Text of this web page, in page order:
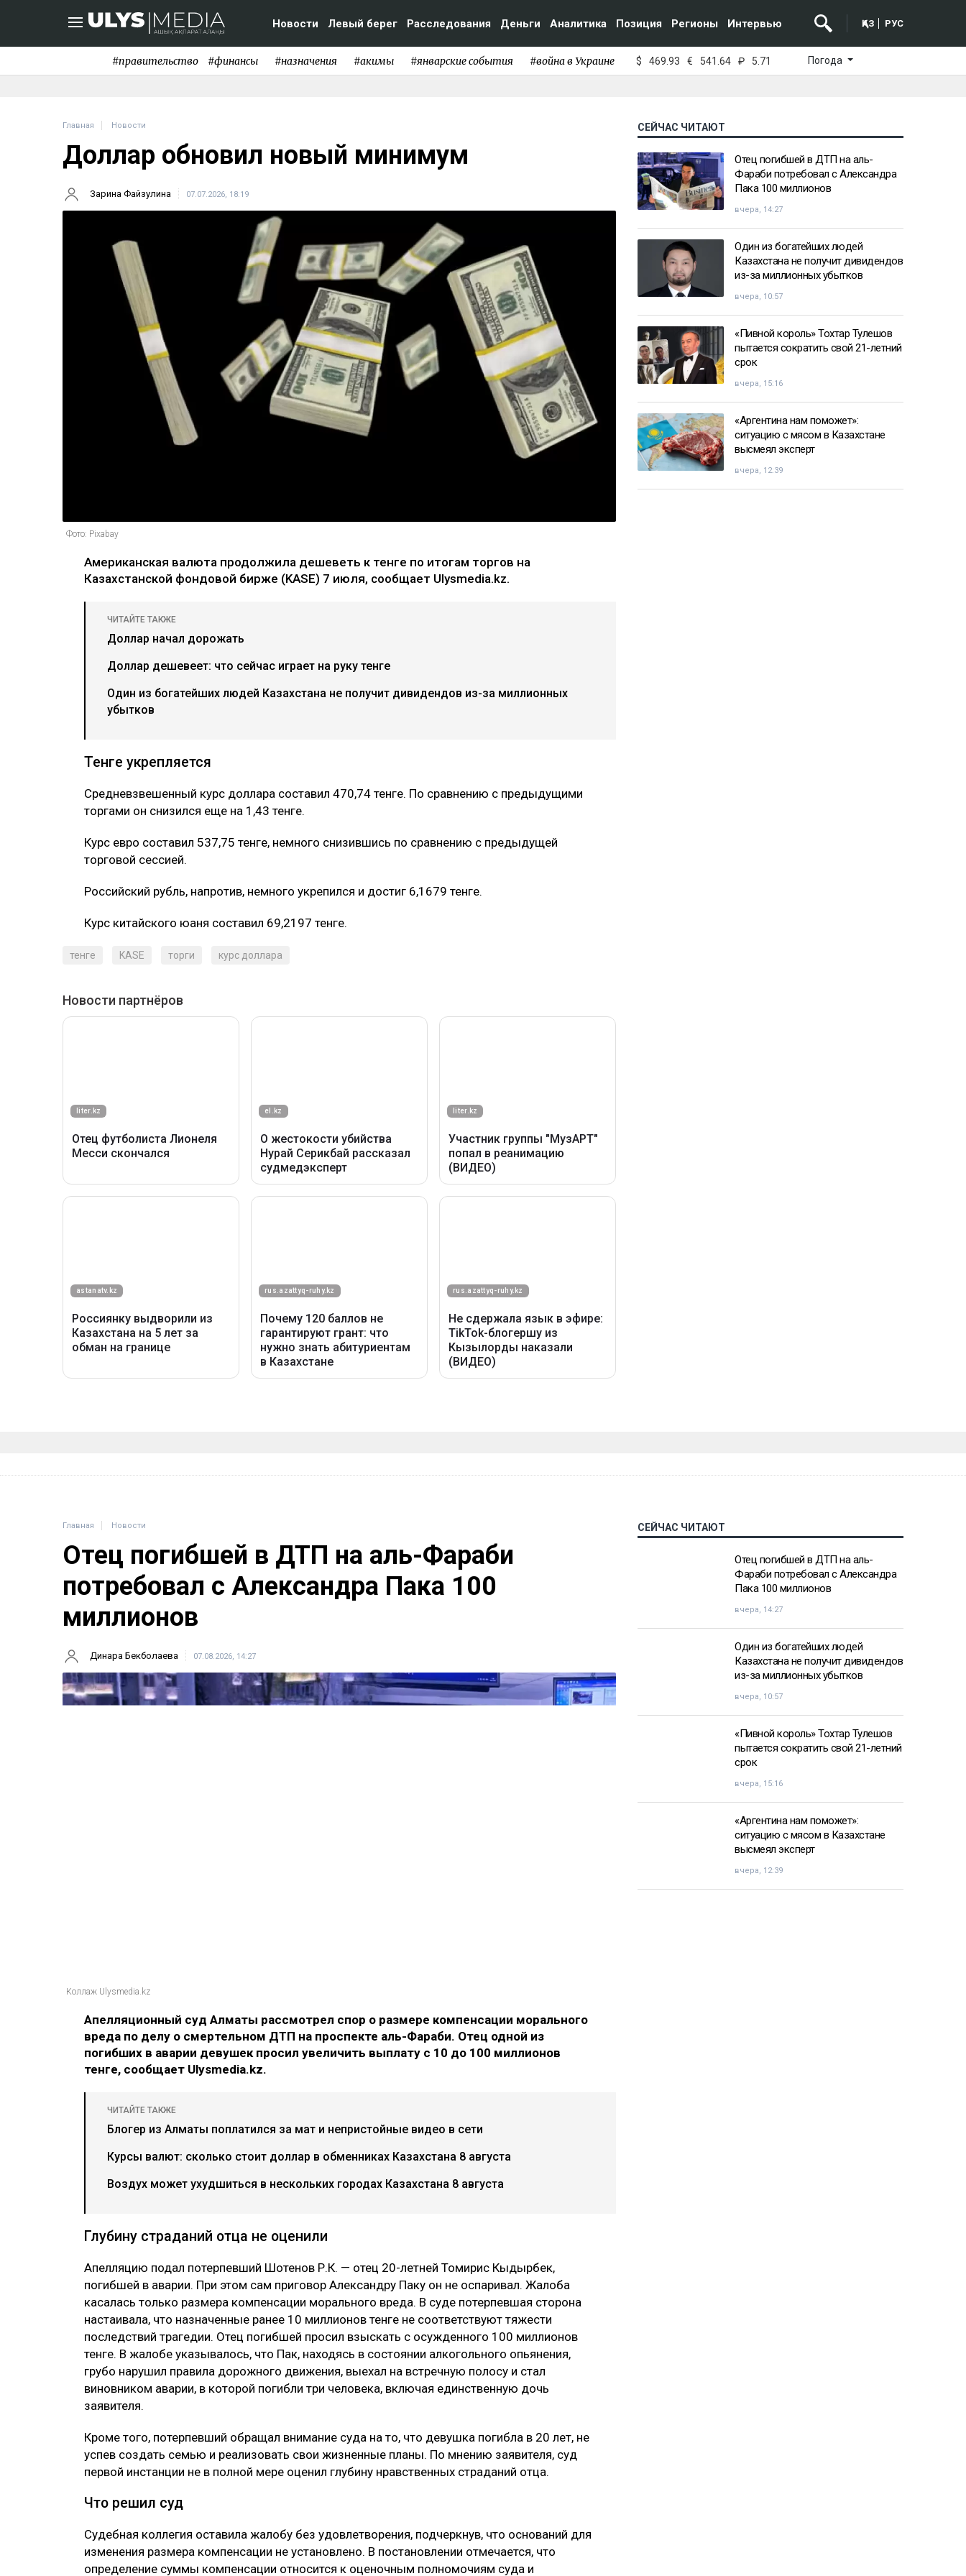
Новости Левый берег Расследования Деньги Аналитика Позиция Регионы Интервью ҚАЗ РУС
#правительство #финансы #назначения #акимы #январские события #война в Украине $ 469.93 € 541.64 ₽ 5.71 Погода
Главная Новости
Доллар обновил новый минимум
Зарина Файзулина 07.07.2026, 18:19
Фото: Pixabay
Американская валюта продолжила дешеветь к тенге по итогам торгов на
Казахстанской фондовой бирже (KASE) 7 июля, сообщает Ulysmedia.kz.
ЧИТАЙТЕ ТАКЖЕ
Доллар начал дорожать
Доллар дешевеет: что сейчас играет на руку тенге
Один из богатейших людей Казахстана не получит дивидендов из-за миллионных
убытков
Тенге укрепляется
Средневзвешенный курс доллара составил 470,74 тенге. По сравнению с предыдущими
торгами он снизился еще на 1,43 тенге.
Курс евро составил 537,75 тенге, немного снизившись по сравнению с предыдущей
торговой сессией.
Российский рубль, напротив, немного укрепился и достиг 6,1679 тенге.
Курс китайского юаня составил 69,2197 тенге.
тенге KASE торги курс доллара
СЕЙЧАС ЧИТАЮТ
Отец погибшей в ДТП на аль-
Фараби потребовал с Александра
Пака 100 миллионов
вчера, 14:27
Один из богатейших людей
Казахстана не получит дивидендов
из-за миллионных убытков
вчера, 10:57
«Пивной король» Тохтар Тулешов
пытается сократить свой 21-летний
срок
вчера, 15:16
«Аргентина нам поможет»:
ситуацию с мясом в Казахстане
высмеял эксперт
вчера, 12:39
Главная Новости
Отец погибшей в ДТП на аль-Фараби
потребовал с Александра Пака 100
миллионов
Динара Бекболаева 07.08.2026, 14:27
Коллаж Ulysmedia.kz
Апелляционный суд Алматы рассмотрел спор о размере компенсации морального
вреда по делу о смертельном ДТП на проспекте аль-Фараби. Отец одной из
погибших в аварии девушек просил увеличить выплату с 10 до 100 миллионов
тенге, сообщает Ulysmedia.kz.
ЧИТАЙТЕ ТАКЖЕ
Блогер из Алматы поплатился за мат и непристойные видео в сети
Курсы валют: сколько стоит доллар в обменниках Казахстана 8 августа
Воздух может ухудшиться в нескольких городах Казахстана 8 августа
Глубину страданий отца не оценили
Апелляцию подал потерпевший Шотенов Р.К. — отец 20-летней Томирис Кыдырбек,
погибшей в аварии. При этом сам приговор Александру Паку он не оспаривал. Жалоба
касалась только размера компенсации морального вреда. В суде потерпевшая сторона
настаивала, что назначенные ранее 10 миллионов тенге не соответствуют тяжести
последствий трагедии. Отец погибшей просил взыскать с осужденного 100 миллионов
тенге. В жалобе указывалось, что Пак, находясь в состоянии алкогольного опьянения,
грубо нарушил правила дорожного движения, выехал на встречную полосу и стал
виновником аварии, в которой погибли три человека, включая единственную дочь
заявителя.
Кроме того, потерпевший обращал внимание суда на то, что девушка погибла в 20 лет, не
успев создать семью и реализовать свои жизненные планы. По мнению заявителя, суд
первой инстанции не в полной мере оценил глубину нравственных страданий отца.
Что решил суд
Судебная коллегия оставила жалобу без удовлетворения, подчеркнув, что оснований для
изменения размера компенсации не установлено. В постановлении отмечается, что
определение суммы компенсации относится к оценочным полномочиям суда и
СЕЙЧАС ЧИТАЮТ
Отец погибшей в ДТП на аль-
Фараби потребовал с Александра
Пака 100 миллионов
вчера, 14:27
Один из богатейших людей
Казахстана не получит дивидендов
из-за миллионных убытков
вчера, 10:57
«Пивной король» Тохтар Тулешов
пытается сократить свой 21-летний
срок
вчера, 15:16
«Аргентина нам поможет»:
ситуацию с мясом в Казахстане
высмеял эксперт
вчера, 12:39